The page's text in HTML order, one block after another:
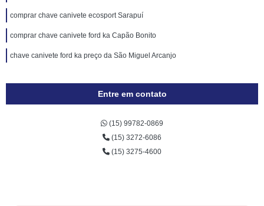
comprar chave canivete ecosport Sarapuí
comprar chave canivete ford ka Capão Bonito
chave canivete ford ka preço da São Miguel Arcanjo
Entre em contato
(15) 99782-0869
(15) 3272-6086
(15) 3275-4600